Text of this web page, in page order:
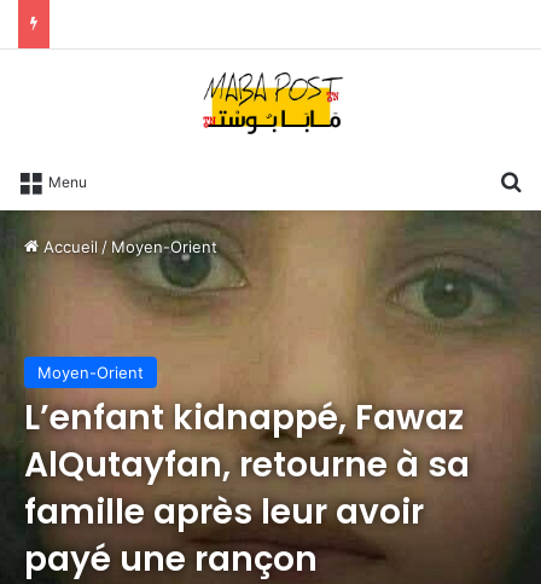
Menu
Accueil / Moyen-Orient
Moyen-Orient
L’enfant kidnappé, Fawaz
AlQutayfan, retourne à sa
famille après leur avoir
payé une rançon